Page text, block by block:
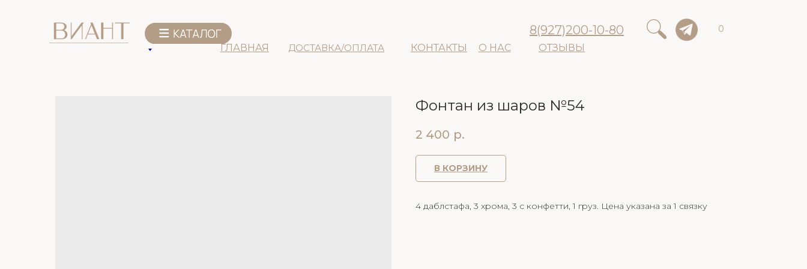
ДОСТАВКА/ОПЛАТА
ГЛАВНАЯ КОНТАКТЫ О НАС ОТЗЫВЫ
8(927)200-10-80 0
Фонтан из шаров №54
2 400 р.
В КОРЗИНУ
4 даблстафа, 3 хрома, 3 с конфетти, 1 груз. Цена указана за 1 связку